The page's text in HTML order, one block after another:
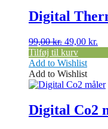
Digital
99,00kr. Den
oprindelige
pris
var:
99,00 kr..
49,00 kr.
Tilføj til kurv
Add to Wishlist
Add to Wishlist
Digital Co2